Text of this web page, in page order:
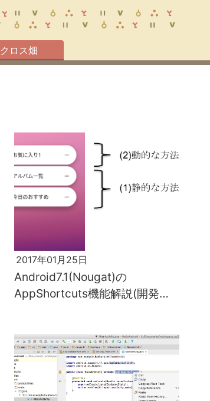
ロス畑
2017年01月25日
Android7.1(Nougat)の
AppShortcuts機能解説(開発者